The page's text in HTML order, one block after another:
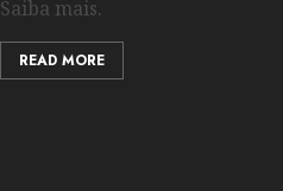
Saiba mais.
READ MORE